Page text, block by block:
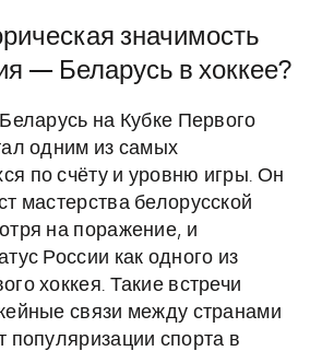
значимость
— Беларусь в хоккее?
на Кубке Первого
одним из самых
по счёту и уровню игры. Он
мастерства белорусской
на поражение, и
России как одного из
хоккея. Такие встречи
связи между странами
популяризации спорта в